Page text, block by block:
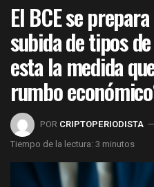
El BCE se
subida de tipos
esta la medida
rumbo
POR CRIPTOPERIODISTA
Tiempo de la lectura: 3 minutos